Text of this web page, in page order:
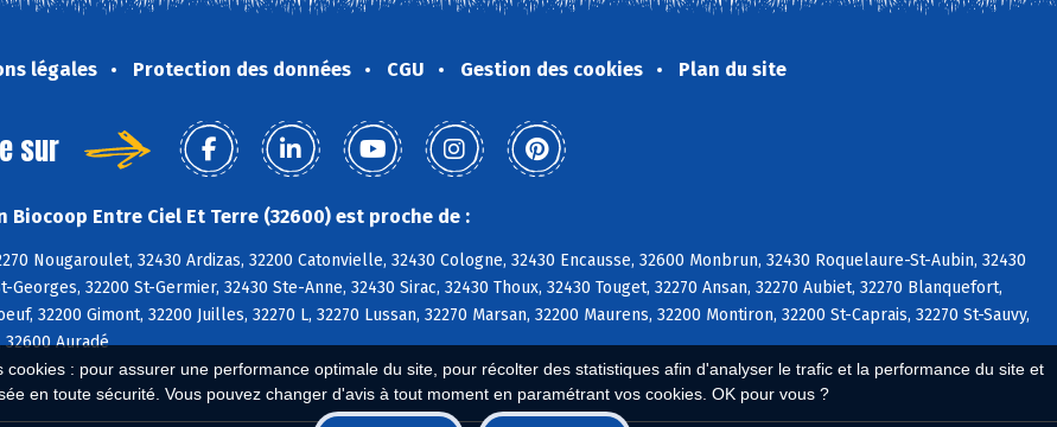
: pour assurer une performance optimale du site, pour récolter des statistiques afin d'analyser le trafic et la performance du site et
en toute sécurité. Vous pouvez changer d'avis à tout moment en paramétrant vos cookies. OK pour vous ?
légales Protection des données CGU Gestion des cookies Plan du site
sur
Biocoop Entre Ciel Et Terre (32600) est proche de :
Nougaroulet, 32430 Ardizas, 32200 Catonvielle, 32430 Cologne, 32430 Encausse, 32600 Monbrun, 32430 Roquelaure-St-Aubin, 32430
Georges, 32200 St-Germier, 32430 Ste-Anne, 32430 Sirac, 32430 Thoux, 32430 Touget, 32270 Ansan, 32270 Aubiet, 32270 Blanquefort,
32200 Gimont, 32200 Juilles, 32270 L, 32270 Lussan, 32270 Marsan, 32200 Maurens, 32200 Montiron, 32200 St-Caprais, 32270 St-Sauvy,
32600 Auradé